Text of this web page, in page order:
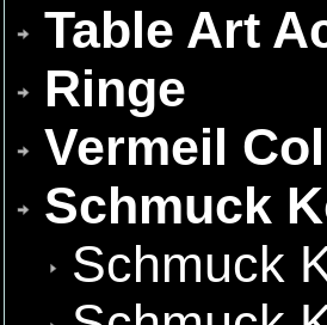
Table Art
Ringe
Vermeil
Schmuck
Schmuck